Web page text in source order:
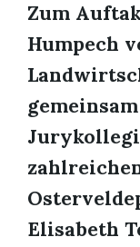
Zum
Humpech
Elisabeth